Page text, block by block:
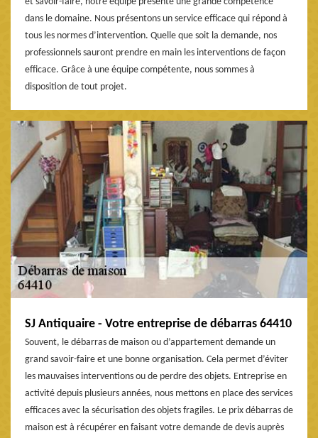
dans le domaine. Nous présentons un service efficace qui répond à
tous les normes d’intervention. Quelle que soit la demande, nos
professionnels sauront prendre en main les interventions de façon
efficace. Grâce à une équipe compétente, nous sommes à
disposition de tout projet.
SJ Antiquaire - Votre entreprise de débarras 64410
Souvent, le débarras de maison ou d’appartement demande un
grand savoir-faire et une bonne organisation. Cela permet d’éviter
les mauvaises interventions ou de perdre des objets. Entreprise en
activité depuis plusieurs années, nous mettons en place des services
efficaces avec la sécurisation des objets fragiles. Le prix débarras de
maison est à récupérer en faisant votre demande de devis auprès